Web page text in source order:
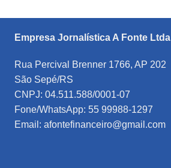
Empresa Jornalística A Fonte Ltda
Rua Percival Brenner 1766, AP 202
São Sepé/RS
CNPJ: 04.511.588/0001-07
Fone/WhatsApp: 55 99988-1297
Email: afontefinanceiro@gmail.com